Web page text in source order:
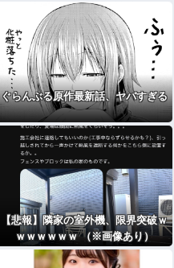
ぐらんぶる原作最新話、ヤバすぎる
【悲報】隣家の室外機、限界突破ｗ
ｗｗｗｗｗｗ （※画像あり）